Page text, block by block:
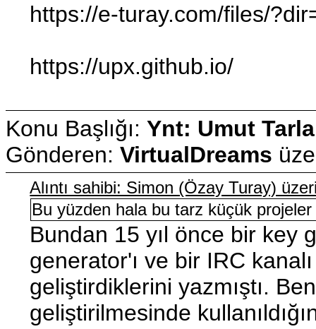
https://e-turay.com/files/
https://upx.github.io/
Konu Başlığı: Ynt: Umut
Gönderen: VirtualDreams
Alıntı sahibi: Simon (Özay Turay)
Bu yüzden hala bu tarz küçük
Bundan 15 yıl önce bir key
generator'ı ve bir IRC
geliştirdiklerini yazmıştı.
geliştirilmesinde